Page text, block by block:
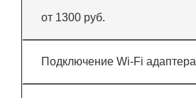
от 1300 руб.
Подключение Wi-Fi адаптера